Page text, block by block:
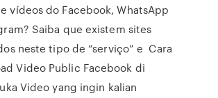
vídeos do Facebook, WhatsApp
Saiba que existem sites
neste tipo de “serviço” e Cara
Video Public Facebook di
Video yang ingin kalian